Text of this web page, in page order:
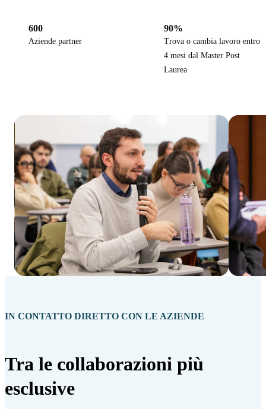
600
Aziende partner
90%
Trova o cambia lavoro entro
4 mesi dal Master Post
Laurea
IN CONTATTO DIRETTO CON LE AZIENDE
Tra le collaborazioni più
esclusive